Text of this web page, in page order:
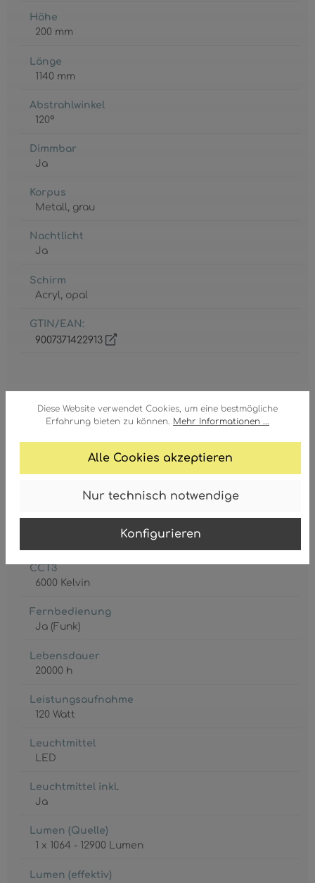
Diese Website verwendet Cookies, um eine bestmögliche
Erfahrung bieten zu können. Mehr Informationen ...
Alle Cookies akzeptieren
Nur technisch notwendige
Konfigurieren
Höhe
200 mm
Länge
1140 mm
Abstrahlwinkel
120°
Dimmbar
Ja
Korpus
Metall, grau
Nachtlicht
Ja
Schirm
Acryl, opal
GTIN/EAN:
9007371422913
2700 Kelvin
CCT3
6000 Kelvin
Fernbedienung
Ja (Funk)
Lebensdauer
20000 h
Leistungsaufnahme
120 Watt
Leuchtmittel
LED
Leuchtmittel inkl.
Ja
Lumen (Quelle)
1 x 1064 - 12900 Lumen
Lumen (effektiv)